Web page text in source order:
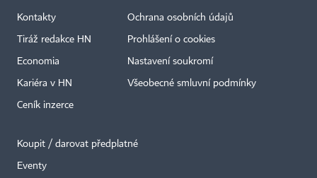
Kontakty
Tiráž redakce HN
Economia
Kariéra v HN
Ceník inzerce
Ochrana osobních údajů
Prohlášení o cookies
Nastavení soukromí
Všeobecné smluvní podmínky
Koupit / darovat předplatné
Eventy